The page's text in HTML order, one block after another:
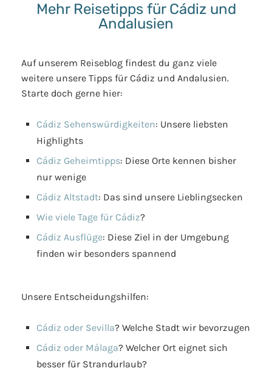
Mehr Reisetipps für Cádiz und
Andalusien
Auf unserem Reiseblog findest du ganz viele
weitere unsere Tipps für Cádiz und Andalusien.
Starte doch gerne hier:
Cádiz Sehenswürdigkeiten: Unsere liebsten
Highlights
Cádiz Geheimtipps: Diese Orte kennen bisher
nur wenige
Cádiz Altstadt: Das sind unsere Lieblingsecken
Wie viele Tage für Cádiz?
Cádiz Ausflüge: Diese Ziel in der Umgebung
finden wir besonders spannend
Unsere Entscheidungshilfen:
Cádiz oder Sevilla? Welche Stadt wir bevorzugen
Cádiz oder Málaga? Welcher Ort eignet sich
besser für Strandurlaub?